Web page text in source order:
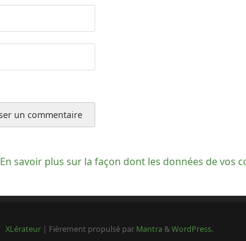
En savoir plus sur la façon dont les données de vos
XLérateur | Fièrement propulsé par Mantra &WordPress.